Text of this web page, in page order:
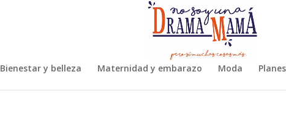
Bienestar y belleza Maternidad y embarazo Moda